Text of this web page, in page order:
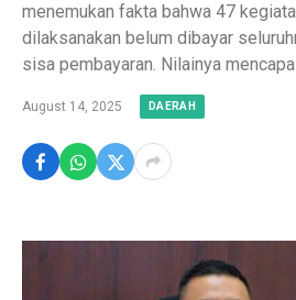
menemukan fakta bahwa 47
dilaksanakan belum dibayar
sisa pembayaran. Nilainya
August 14, 2025 DAERAH